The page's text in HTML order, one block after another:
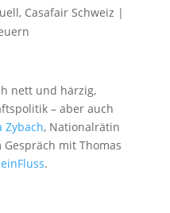
, Casafair Schweiz |
nett und härzig,
– aber auch
Zybach, Nationalrätin
mit Thomas
.